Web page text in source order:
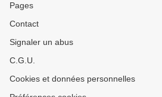
Pages
Contact
Signaler un abus
C.G.U.
Cookies et données personnelles